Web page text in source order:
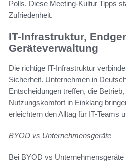
Polls. Diese Meeting-Kultur Tipps
Zufriedenheit.
IT-Infrastruktur,
Geräteverwaltung
Die richtige IT-Infrastruktur
Sicherheit. Unternehmen in
Entscheidungen treffen, die
Nutzungskomfort in Einklang
erleichtern den Alltag für IT-Teams
BYOD vs Unternehmensgeräte
Bei BYOD vs